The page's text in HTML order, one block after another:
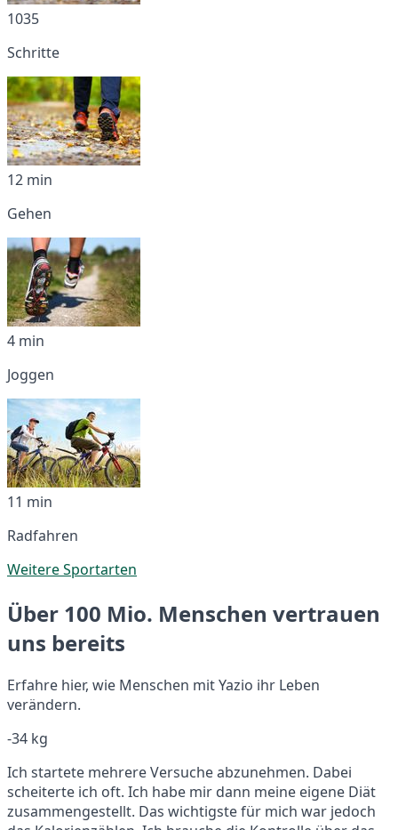
1035
Schritte
12 min
Gehen
4 min
Joggen
11 min
Radfahren
Weitere Sportarten
Über 100 Mio. Menschen vertrauen
uns bereits
Erfahre hier, wie Menschen mit Yazio ihr Leben
verändern.
-34 kg
Ich startete mehrere Versuche abzunehmen. Dabei
scheiterte ich oft. Ich habe mir dann meine eigene Diät
zusammengestellt. Das wichtigste für mich war jedoch